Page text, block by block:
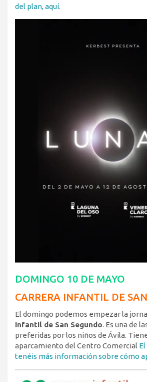
del plan, aquí.
DOMINGO 10 DE MAYO
CARRERA INFANTIL DE
El domingo podemos empezar la
Infantil de San Segundo. Es una de
preferidas por los niños de Ávila.
aparcamiento del Centro Comercial
tenéis más información sobre cómo